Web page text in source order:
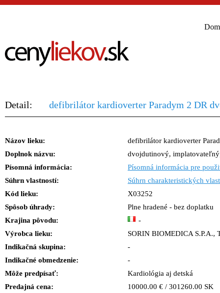
Detail: defibrilátor kardioverter Paradym 2 DR
Názov lieku:
defibrilátor kardioverter
Doplnok názvu:
dvojdutinový,
Písomná informácia:
Písomná informácia pre
Súhrn vlastností:
Súhrn charakteristických
Kód lieku:
X03252
Spôsob úhrady:
Plne hradené - bez doplatku
Krajina pôvodu:
-
Výrobca lieku:
SORIN BIOMEDICA S.P.A.,
Indikačná skupina:
-
Indikačné obmedzenie:
-
Môže predpísať:
Kardiológia aj detská
Predajná cena:
10000.00 € / 301260.00 SK